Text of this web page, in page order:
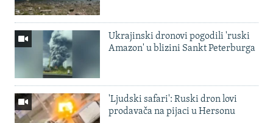
Ukrajinski dronovi pogodili 'ruski
Amazon' u blizini Sankt Peterburga
'Ljudski safari': Ruski dron lovi
prodavača na pijaci u Hersonu